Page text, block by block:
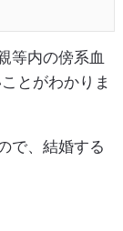
等内の傍系血
とがわかりま
で、結婚する